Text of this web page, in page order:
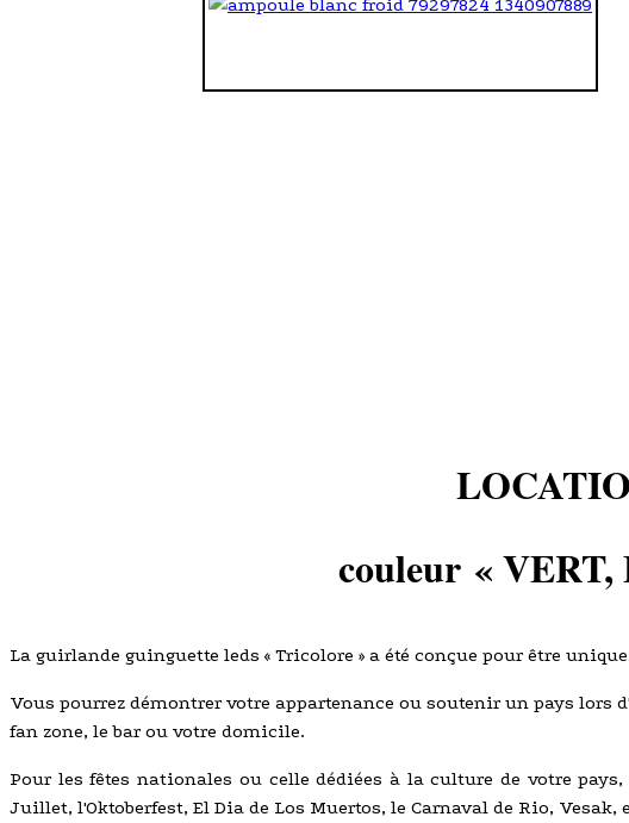
couleur «
La guirlande guinguette leds « Tricolore » a été conçue pour être
Vous pourrez démontrer votre appartenance ou soutenir un pays
fan zone, le bar ou votre domicile.
Pour les fêtes nationales ou celle dédiées à la culture de votre
Juillet, l'Oktoberfest, El Dia de Los Muertos, le Carnaval de Rio, Vesak,